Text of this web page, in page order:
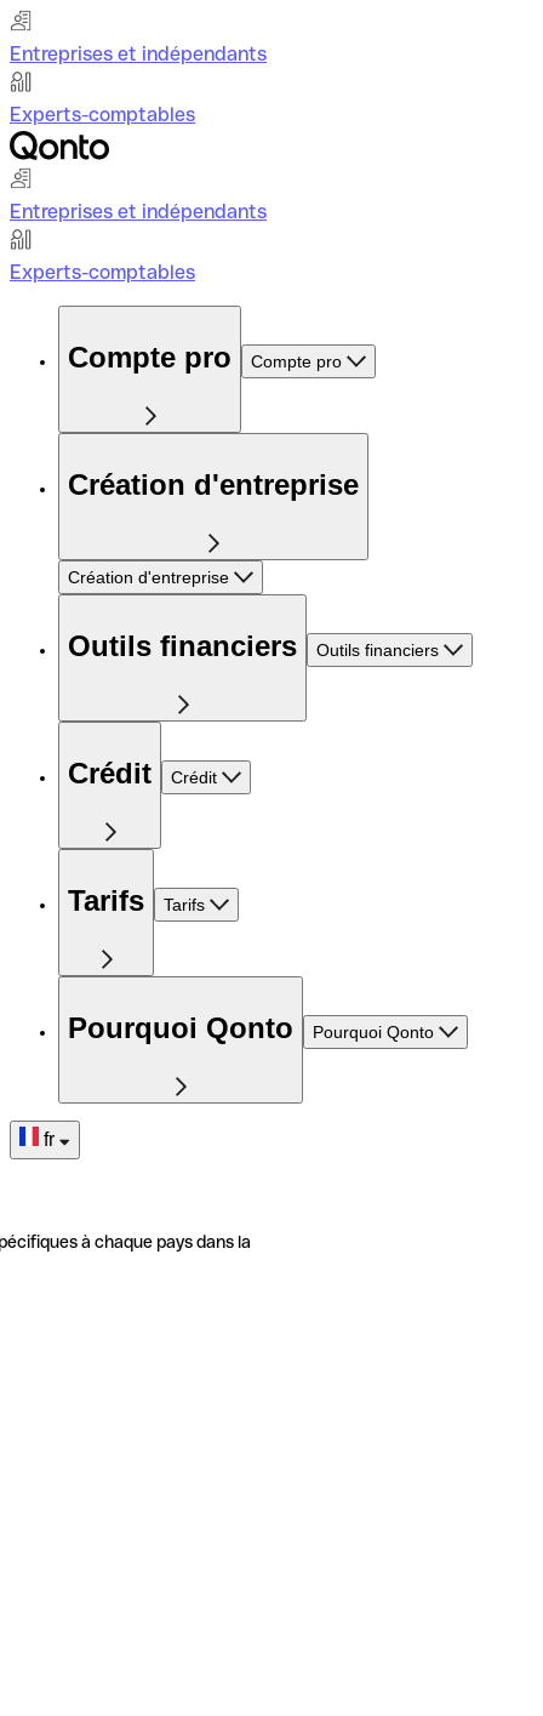
Entreprises et indépendants
Experts-comptables
Entreprises et indépendants
Experts-comptables
Compte pro Compte pro
Création d'entreprise
Création d'entreprise
Outils financiers Outils financiers
Crédit Crédit
Tarifs Tarifs
Pourquoi Qonto Pourquoi Qonto
fr
à chaque pays dans la